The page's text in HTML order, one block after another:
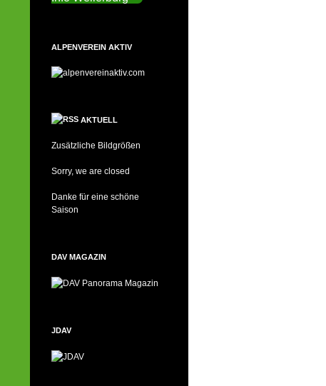
ALPENVEREIN AKTIV
AKTUELL
Zusätzliche Bildgrößen
Sorry, we are closed
Danke für eine schöne
Saison
DAV MAGAZIN
JDAV